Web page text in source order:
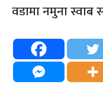
वडामा नमुना